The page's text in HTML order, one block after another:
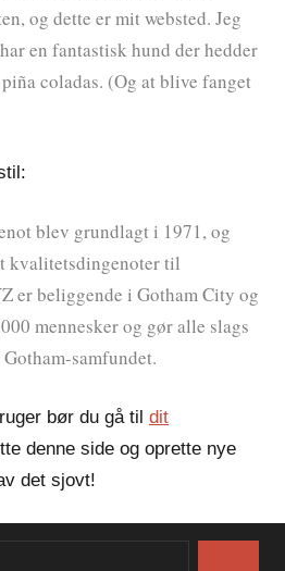
og dette er mit websted. Jeg
en fantastisk hund der hedder
coladas. (Og at blive fanget
blev grundlagt i 1971, og
kvalitetsdingenoter til
er beliggende i Gotham City og
mennesker og gør alle slags
samfundet.
bør du gå til dit
denne side og oprette nye
det sjovt!